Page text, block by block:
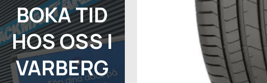
BOKA TID
HOS OSS I
VARBERG